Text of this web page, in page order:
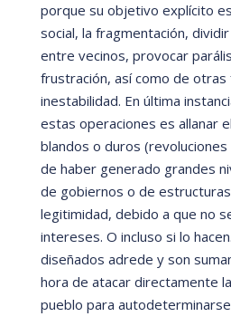
porque su objetivo explícito
social, la fragmentación,
entre vecinos, provocar pará
frustración, asícomo de otras
inestabilidad. En última
estas operaciones es allanar
blandos o duros
de haber generado grandes
de gobiernos o de
legitimidad, debido a que no
intereses. O incluso si lo
diseñados adrede y son
hora de atacar directamente
pueblo para